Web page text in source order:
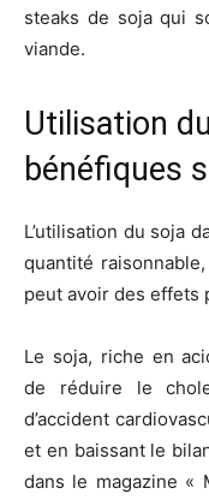
steaks de soja qui
viande.
Utilisation
bénéfiques
L’utilisation du soja
quantité
peut avoir des effets
Le soja, riche en
de réduire le
d’accident
et en baissant le
dans le magazine «